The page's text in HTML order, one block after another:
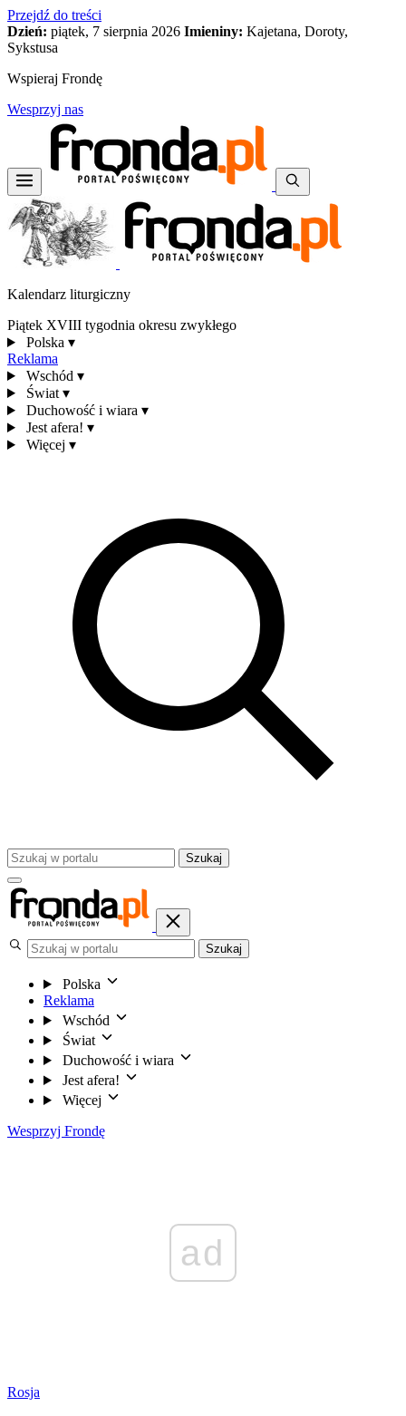
Przejdź do treści
Dzień: piątek, 7 sierpnia 2026 Imieniny: Kajetana, Doroty,
Sykstusa
Wspieraj Frondę
Wesprzyj nas
Kalendarz liturgiczny
Piątek XVIII tygodnia okresu zwykłego
Polska ▾
Reklama
Wschód ▾
Świat ▾
Duchowość i wiara ▾
Jest afera! ▾
Więcej ▾
Szukaj
Szukaj
Polska
Reklama
Wschód
Świat
Duchowość i wiara
Jest afera!
Więcej
Wesprzyj Frondę
ad
Rosja